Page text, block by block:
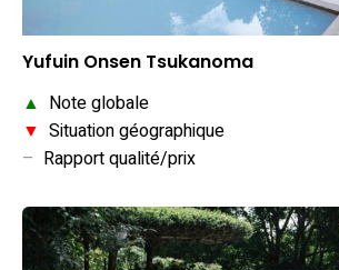
Yufuin Onsen Tsukanoma
▲ Note globale
▼ Situation géographique
– Rapport qualité/prix